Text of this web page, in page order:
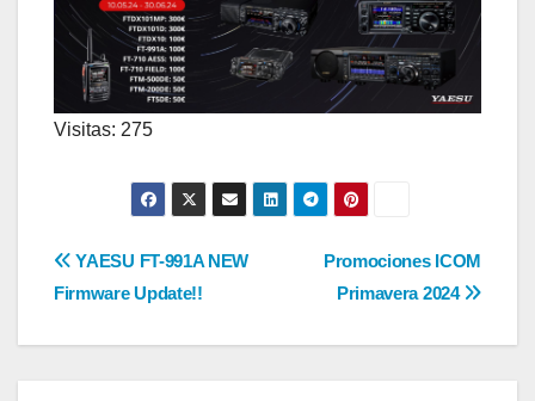
Visitas: 275
Navegación
Promociones ICOM
Primavera 2024
YAESU FT-991A NEW
Firmware Update!!